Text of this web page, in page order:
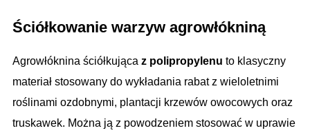
Ściółkowanie warzyw agrowłókniną
Agrowłóknina ściółkująca z polipropylenu to klasyczny
materiał stosowany do wykładania rabat z wieloletnimi
roślinami ozdobnymi, plantacji krzewów owocowych oraz
truskawek. Można ją z powodzeniem stosować w uprawie